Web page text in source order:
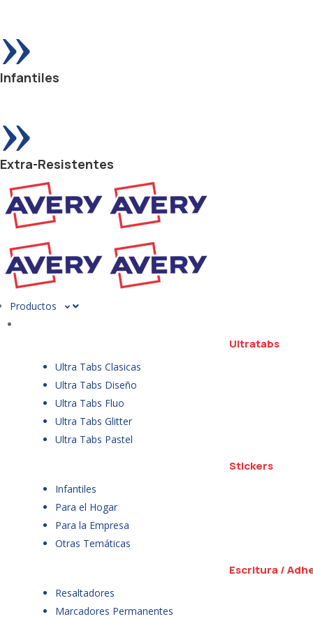
»
Infantiles
»
Extra-Resistentes
Productos
Ultratabs
Ultra Tabs Clasicas
Ultra Tabs Diseño
Ultra Tabs Fluo
Ultra Tabs Glitter
Ultra Tabs Pastel
Stickers
Infantiles
Para el Hogar
Para la Empresa
Otras Temáticas
Escritura /
Resaltadores
Marcadores Permanentes